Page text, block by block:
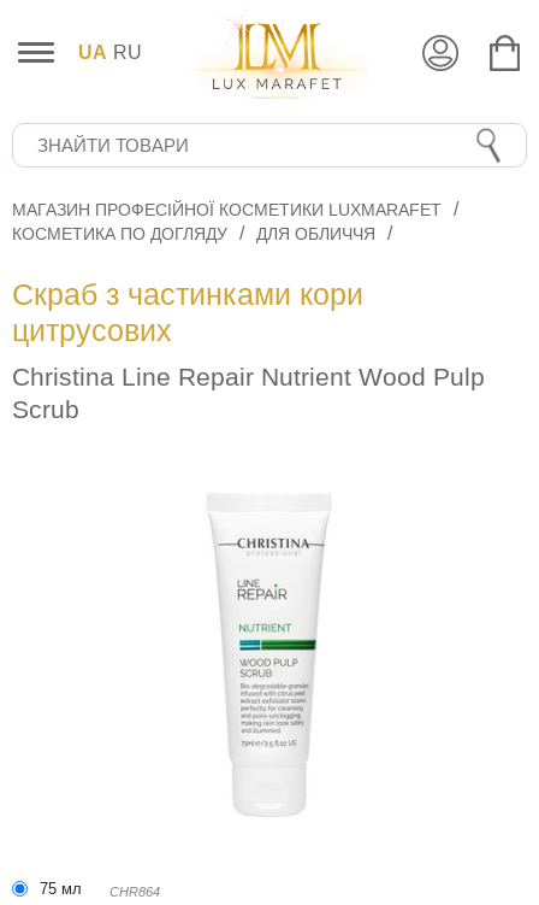
UA RU
МАГАЗИН ПРОФЕСІЙНОЇ КОСМЕТИКИ LUXMARAFET
КОСМЕТИКА ПО ДОГЛЯДУ
ДЛЯ ОБЛИЧЧЯ
Скраб з частинками кори
цитрусових
Christina Line Repair Nutrient Wood Pulp
Scrub
75 мл CHR864